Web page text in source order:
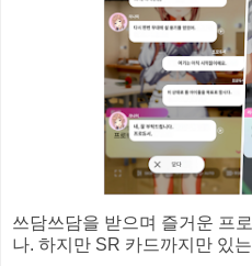
쓰담쓰담을 받으며 즐거운 프
나. 하지만 SR 카드까지만 있